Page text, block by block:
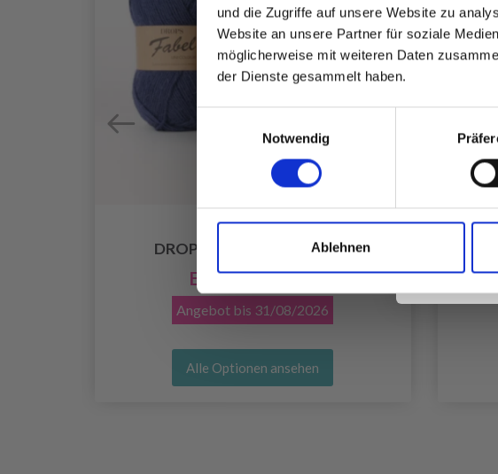
und die Zugriffe auf unsere Website zu
Website an unsere Partner für soziale
möglicherweise mit weiteren Daten
der Dienste gesammelt haben.
Notwendig
Ablehnen
DROPS FABEL LONG PRINT
EUR 2.05
Angebot bis 31/08/2026
Alle Optionen ansehen
Werde